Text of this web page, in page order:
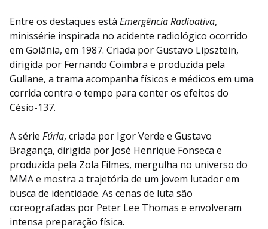
Entre os destaques está Emergência Radioativa,
minissérie inspirada no acidente radiológico ocorrido
em Goiânia, em 1987. Criada por Gustavo Lipsztein,
dirigida por Fernando Coimbra e produzida pela
Gullane, a trama acompanha físicos e médicos em uma
corrida contra o tempo para conter os efeitos do
Césio-137.
A série Fúria, criada por Igor Verde e Gustavo
Bragança, dirigida por José Henrique Fonseca e
produzida pela Zola Filmes, mergulha no universo do
MMA e mostra a trajetória de um jovem lutador em
busca de identidade. As cenas de luta são
coreografadas por Peter Lee Thomas e envolveram
intensa preparação física.